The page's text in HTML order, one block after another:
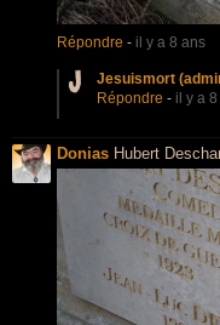
Répondre - il y a 8 ans
Jesuismort
Répondre - il y a
Donias Hubert